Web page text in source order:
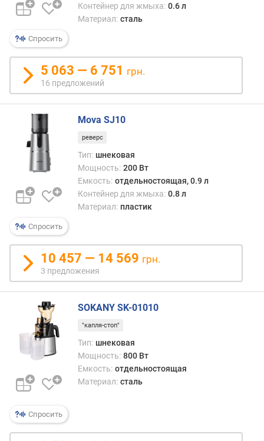
ь
д
я
с
о
к
а
(
л
е
м
о
с
ь
я
м
(
л
к
л
-
Спросить
Контейнер для жмыха: 0.6 л
Материал: сталь
5 063 — 6 751 грн.
16 предложений
Спросить
Mova SJ10
реверс
Тип: шнековая
Мощность: 200 Вт
Емкость: отдельностоящая, 0.9 л
Контейнер для жмыха: 0.8 л
Материал: пластик
10 457 — 14 569 грн.
3 предложения
Спросить
SOKANY SK-01010
"капля-стоп"
Тип: шнековая
Мощность: 800 Вт
Емкость: отдельностоящая
Материал: сталь